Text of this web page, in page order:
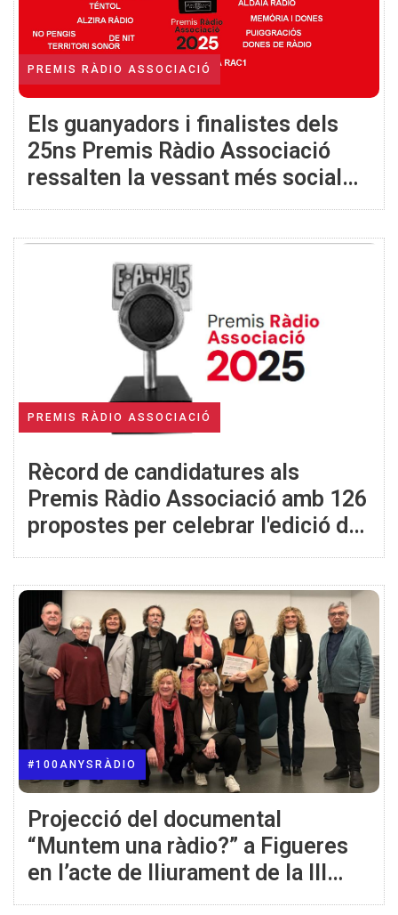
PREMIS RÀDIO ASSOCIACIÓ
Els guanyadors i finalistes dels
25ns Premis Ràdio Associació
ressalten la vessant més social
de la ràdio i reconeixen projectes
que preserven la seva memòria
PREMIS RÀDIO ASSOCIACIÓ
Rècord de candidatures als
Premis Ràdio Associació amb 126
propostes per celebrar l'edició de
les noces de plata
#100ANYSRÀDIO
Projecció del documental
“Muntem una ràdio?” a Figueres
en l’acte de lliurament de la III
Beca Minobis